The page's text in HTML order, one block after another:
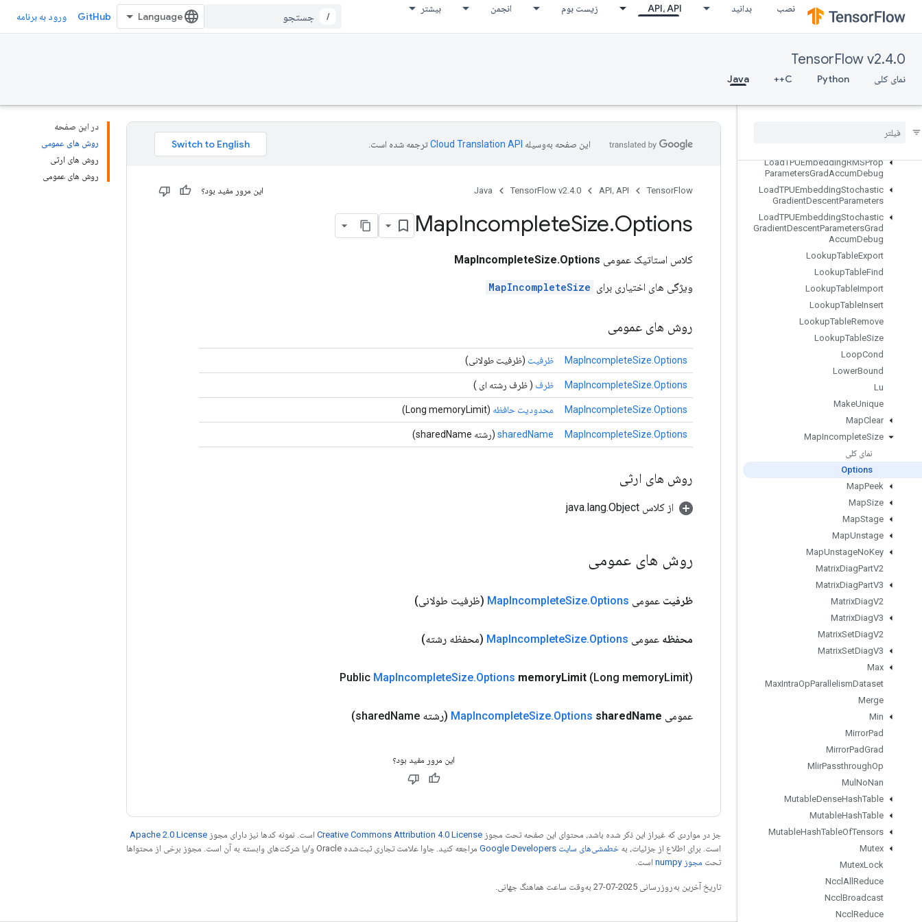
نصب بدانید API، API زیست بوم انجمن بیشتر
/
GitHub ورود به برنامه
TensorFlow v2.4.0
نمای کلی Python
C++
Java
LoadTPUEmbeddingMDLAdagradLightParameters
LoadTPUEmbeddingMomentumParameters
LoadTPUEmbeddingProximalAdagradParameters
LoadTPUEmbeddingProximalAdagradParametersGradAccumDebug
LoadTPUEmbeddingProximalYogi
LoadTPUEmbeddingRMSProp
ParametersGradAccumDebug
LoadTPUEmbeddingStochastic
GradientDescentParameters
LoadTPUEmbeddingStochastic
GradientDescentParametersGrad
AccumDebug
LookupTableExport
LookupTableFind
LookupTableImport
LookupTableInsert
LookupTableRemove
LookupTableSize
LoopCond
LowerBound
Lu
MakeUnique
MapClear
MapIncompleteSize
نمای کلی
Options
MapPeek
MapSize
MapStage
MapUnstage
MapUnstageNoKey
MatrixDiagPartV2
MatrixDiagPartV3
MatrixDiagV2
MatrixDiagV3
MatrixSetDiagV2
MatrixSetDiagV3
Max
MaxIntraOpParallelismDataset
Merge
Min
MirrorPad
MirrorPadGrad
MlirPassthroughOp
Mul NoNan
MutableDenseHashTable
MutableHashTable
MutableHashTableOfTensors
Mutex
MutexLock
Nccl All Reduce
Nccl Broadcast
Nccl Reduce
در این صفحه
روش های عمومی
روش های ارثی
روش های عمومی
این صفحه به‌وسیله ترجمه شده است.
TensorFlow API، API TensorFlow v2.4.0
Java این مرور مفید بود؟
MapIncompleteSize.Options
کلاس استاتیک عمومی MapIncompleteSize.Options
ویژگی های اختیاری برای MapIncompleteSize
روش های عمومی
MapIncompleteSize.Options ظرفیت (ظرفیت طولانی)
MapIncompleteSize.Options ظرف ( ظرف رشته ای )
MapIncompleteSize.Options محدودیت حافظه (Long memoryLimit)
MapIncompleteSize.Options
sharedName (رشته sharedName)
روش های ارثی
از کلاس java.lang.Object
روش های عمومی
ظرفیت عمومی MapIncompleteSize.Options (ظرفیت طولانی)
محفظه عمومی MapIncompleteSize.Options (محفظه رشته)
Public MapIncompleteSize.Options memoryLimit (Long memoryLimit)
عمومی MapIncompleteSize.Options sharedName (رشته shared Name)
این مرور مفید بود؟
جز در مواردی که غیراز این ذکر شده باشد، محتوای این صفحه تحت مجوز Creative Commons Attribution 4.0 License است. نمونه کدها نیز دارای مجوز Apache 2.0 License
است. برای اطلاع از جزئیات، به خطمشی‌های سایت Google Developers‏
مراجعه کنید. جاوا علامت تجاری ثبت‌شده Oracle و/یا شرکت‌های وابسته به آن است. مجوز برخی از محتواها
تحت مجوز numpy‏ است.
تاریخ آخرین به‌روزرسانی 2025-07-27 به‌وقت ساعت هماهنگ جهانی.